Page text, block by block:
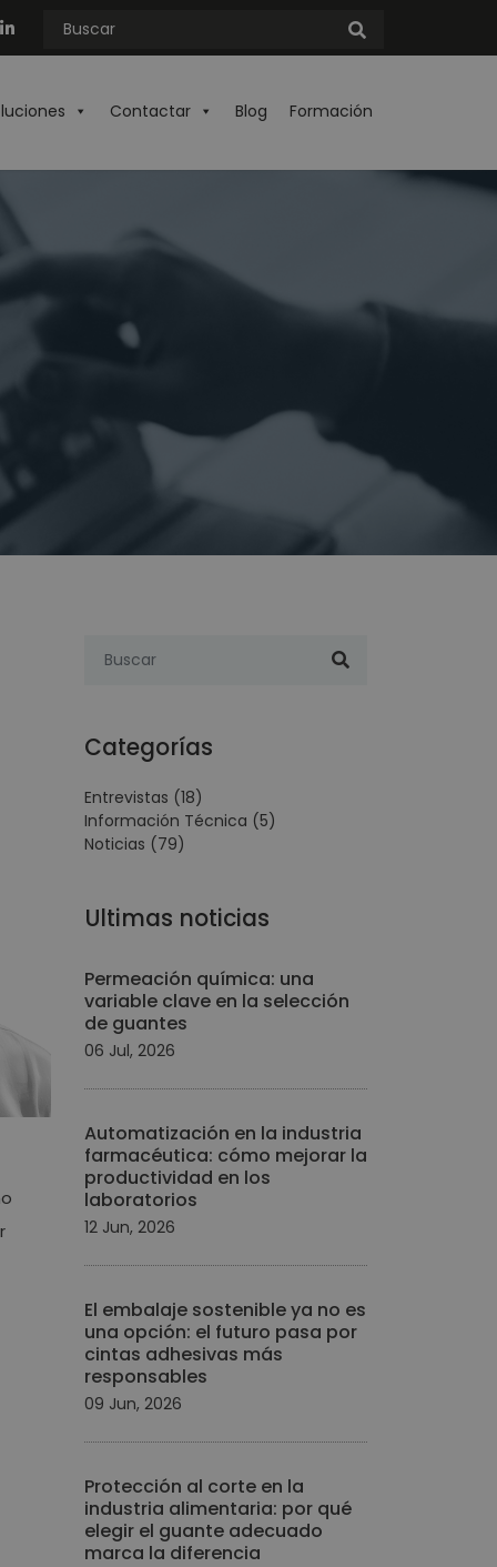
Contactar Blog Formación
Categorías
Entrevistas (18)
Información Técnica (5)
Noticias (79)
Ultimas noticias
Permeación química: una
variable clave en la selección
de guantes
06 Jul, 2026
Automatización en la industria
farmacéutica: cómo mejorar la
productividad en los
laboratorios
12 Jun, 2026
El embalaje sostenible ya no es
una opción: el futuro pasa por
cintas adhesivas más
responsables
09 Jun, 2026
Protección al corte en la
industria alimentaria: por qué
elegir el guante adecuado
marca la diferencia